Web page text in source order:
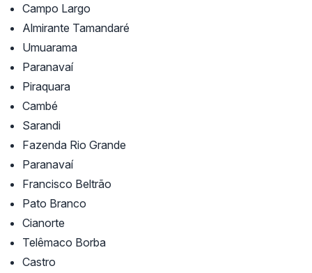
Campo Largo
Almirante Tamandaré
Umuarama
Paranavaí
Piraquara
Cambé
Sarandi
Fazenda Rio Grande
Paranavaí
Francisco Beltrão
Pato Branco
Cianorte
Telêmaco Borba
Castro